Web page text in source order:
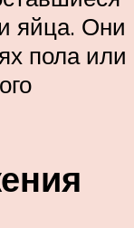
яйца. Они
пола или